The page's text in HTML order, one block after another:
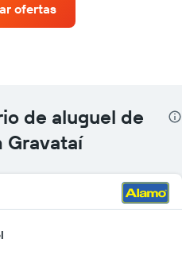
ofertas
de aluguel de
Gravataí